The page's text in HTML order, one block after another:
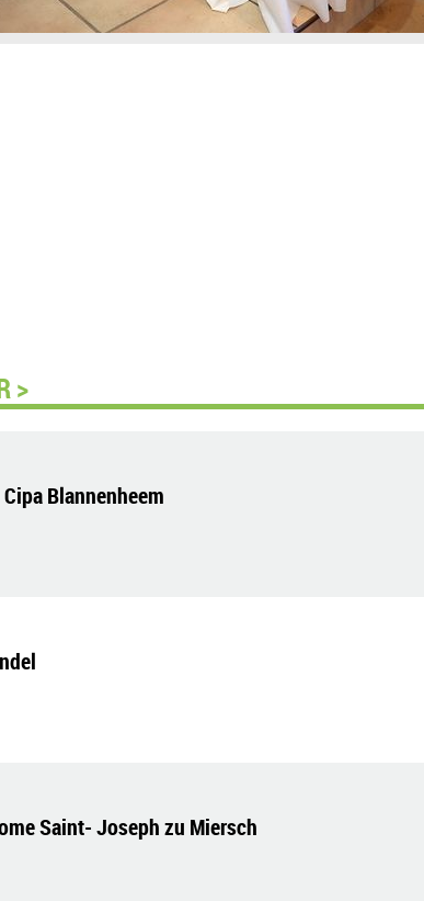
>
Blannenheem
Saint- Joseph zu Miersch